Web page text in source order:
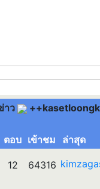
าว
ตอบ เข้าชม
ล่าสุด
12 64316